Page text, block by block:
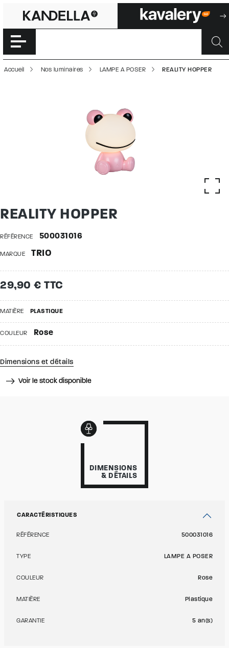
REALITY
Accéder directement au contenu de la page
Accueil Nos luminaires LAMPE A POSER REALITY HOPPER
REALITY HOPPER
RÉFÉRENCE 500031016
MARQUE TRIO
29,90 € TTC
MATIÈRE PLASTIQUE
COULEUR Rose
Dimensions et détails
Voir le stock disponible
DIMENSIONS
& DÉTAILS
CARACTÉRISTIQUES
RÉFÉRENCE 500031016
TYPE LAMPE A POSER
COULEUR Rose
MATIÈRE Plastique
GARANTIE 5 an(s)